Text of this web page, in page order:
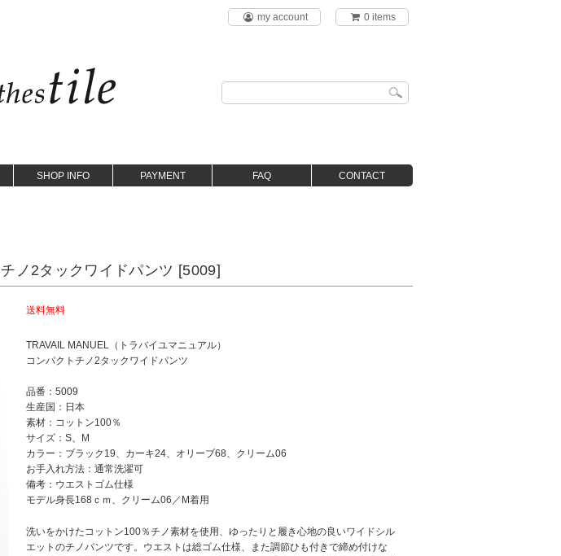
my account 0 items
SHOP INFO PAYMENT FAQ CONTACT
ノ2タックワイドパンツ [5009]
送料無料
TRAVAIL MANUEL（トラバイユマニュアル）
コンパクトチノ2タックワイドパンツ
品番：5009
生産国：日本
素材：コットン100％
サイズ：S、M
カラー：ブラック19、カーキ24、オリーブ68、クリーム06
お手入れ方法：通常洗濯可
備考：ウエストゴム仕様
モデル身長168ｃｍ、クリーム06／M着用
洗いをかけたコットン100％チノ素材を使用、ゆったりと履き心地の良いワイドシル
エットのチノパンツです。ウエストは総ゴム仕様、また調節ひも付きで締め付けな